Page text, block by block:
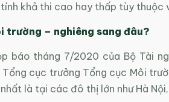
khả thi cao hay thấp tùy thuộc
trường – nghiêng sang đâu?
báo tháng 7/2020 của Bộ Tài
Tổng cục trưởng Tổng cục Môi
là tại các đô thị lớn như Hà